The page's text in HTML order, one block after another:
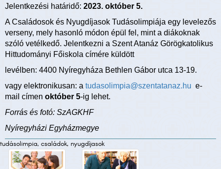
Jelentkezési határidő: 2023. október 5.
A Családosok és Nyugdíjasok Tudásolimpiája egy levelezős
verseny, mely hasonló módon épül fel, mint a diákoknak
szóló vetélkedő. Jelentkezni a Szent Atanáz Görögkatolikus
Hittudományi Főiskola címére küldött
levélben: 4400 Nyíregyháza Bethlen Gábor utca 13-19.
vagy elektronikusan: a tudasolimpia@szentatanaz.hu e-
mail címen október 5-ig lehet.
Forrás és fotó: SzAGKHF
Nyíregyházi Egyházmegye
tudásolimpia, családok, nyugdíjasok